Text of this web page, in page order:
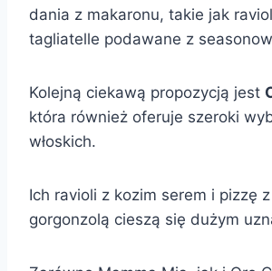
dania z makaronu, takie jak
tagliatelle podawane z
Kolejną ciekawą propozycją jest
która również oferuje szeroki
włoskich.
Ich ravioli z kozim serem i pizzę
gorgonzolą cieszą się dużym